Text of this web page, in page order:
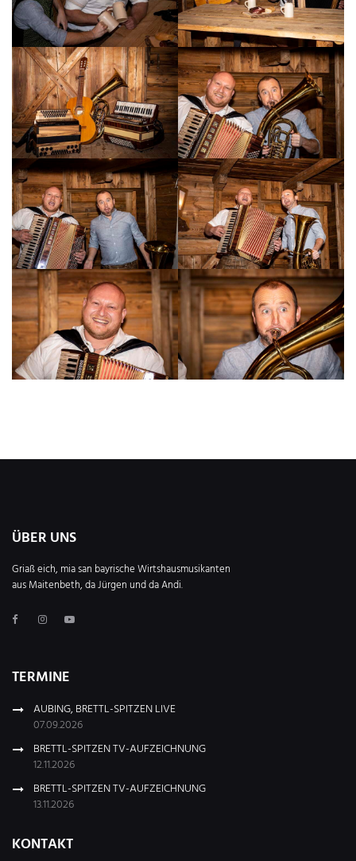
ÜBER UNS
Griaß eich, mia san bayrische Wirtshausmusikanten
aus Maitenbeth, da Jürgen und da Andi.
TERMINE
AUBING, BRETTL-SPITZEN LIVE
07.09.2026
BRETTL-SPITZEN TV-AUFZEICHNUNG
12.11.2026
BRETTL-SPITZEN TV-AUFZEICHNUNG
13.11.2026
KONTAKT